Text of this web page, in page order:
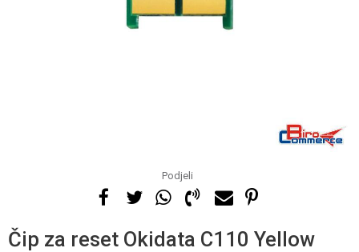
Podjeli
Čip za reset Okidata C110 Yellow